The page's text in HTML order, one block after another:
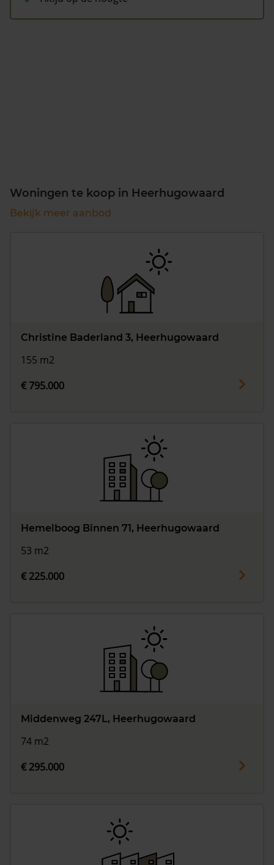
Woningen te koop in Heerhugowaard
Bekijk meer aanbod
Christine Baderland 3, Heerhugowaard
155 m2
€ 795.000
Hemelboog Binnen 71, Heerhugowaard
53 m2
€ 225.000
Middenweg 247L, Heerhugowaard
74 m2
€ 295.000